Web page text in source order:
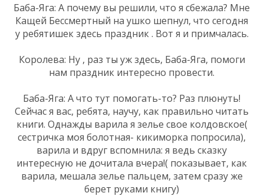
Баба-Яга: А почему вы решили, что я сбежала? Мне
Кащей Бессмертный на ушко шепнул, что сегодня
у ребятишек здесь праздник . Вот я и примчалась.
Королева: Ну , раз ты уж здесь, Баба-Яга, помоги
нам праздник интересно провести.
Баба-Яга: А что тут помогать-то? Раз плюнуть!
Сейчас я вас, ребята, научу, как правильно читать
книги. Однажды варила я зелье свое колдовское(
сестричка моя болотная- кикиморка попросила),
варила и вдруг вспомнила: я ведь сказку
интересную не дочитала вчера!( показывает, как
варила, мешала зелье пальцем, затем сразу же
берет руками книгу)